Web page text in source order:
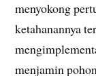
menyokong
ketahanannya
menjamin